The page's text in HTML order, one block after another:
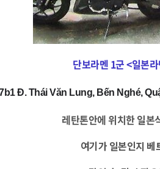
단보라멘 1군 <일본
Đ. Thái Văn Lung, Bến Nghé,
레탄톤안에 위치한 일본
여기가 일본인지 베